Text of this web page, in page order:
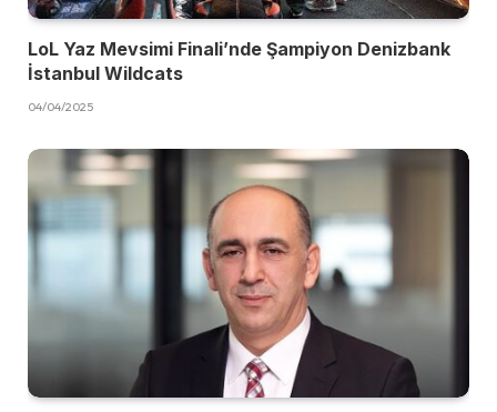
LoL Yaz Mevsimi Finali’nde Şampiyon Denizbank
İstanbul Wildcats
04/04/2025